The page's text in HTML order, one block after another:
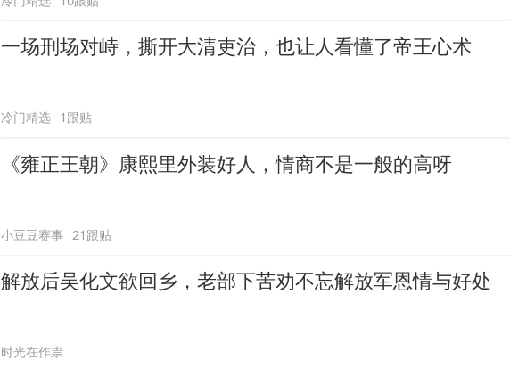
一场刑场对峙，撕开大清吏治，也让人看懂了帝王心术
冷门精选 1跟贴
《雍正王朝》康熙里外装好人，情商不是一般的高呀
小豆豆赛事 21跟贴
解放后吴化文欲回乡，老部下苦劝不忘解放军恩情与好处
时光在作祟